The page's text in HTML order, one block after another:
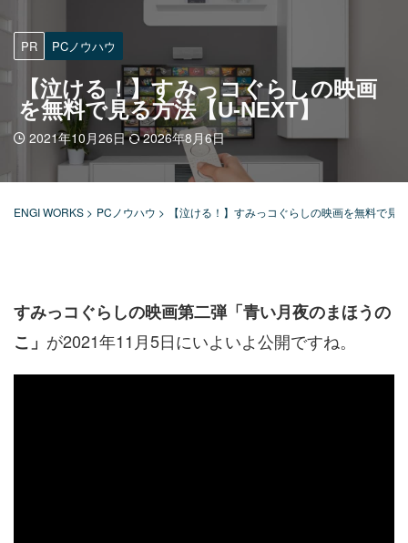
PR PCノウハウ
【泣ける！】すみっコぐらしの映画
を無料で見る方法【U-NEXT】
2021年10月26日 2026年8月6日
ENGI WORKS > PCノウハウ > 【泣ける！】すみっコぐらしの映画を無料で見
すみっコぐらしの映画第二弾「青い月夜のまほうの
こ」 が2021年11月5日にいよいよ公開ですね。